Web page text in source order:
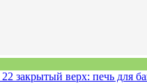
закрытый верх: печь для